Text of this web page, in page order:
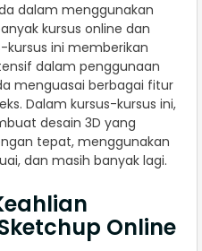
dalam menggunakan
kursus online dan
kursus ini memberikan
dalam penggunaan
menguasai berbagai fitur
Dalam kursus-kursus ini,
desain 3D yang
tepat, menggunakan
dan masih banyak lagi.
Online